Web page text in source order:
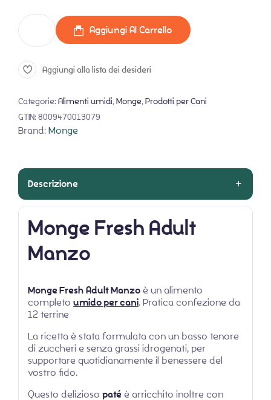
Aggiungi Al Carrello
Aggiungi alla lista dei desideri
Categorie: Alimenti umidi, Monge, Prodotti per Cani
GTIN: 8009470013079
Brand:Monge
Descrizione
Monge Fresh Adult
Manzo
Monge FreshAdult Manzoè un alimento
completo umido per cani. Pratica confezione da
12 terrine
La ricetta è stata formulata con un basso tenore
di zuccheri e senza grassi idrogenati, per
supportare quotidianamente il benessere del
vostro fido.
Questo delizioso paté è arricchito inoltre con